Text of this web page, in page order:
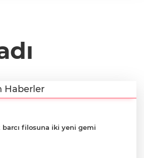
Haberler
barcı filosuna iki yeni gemi